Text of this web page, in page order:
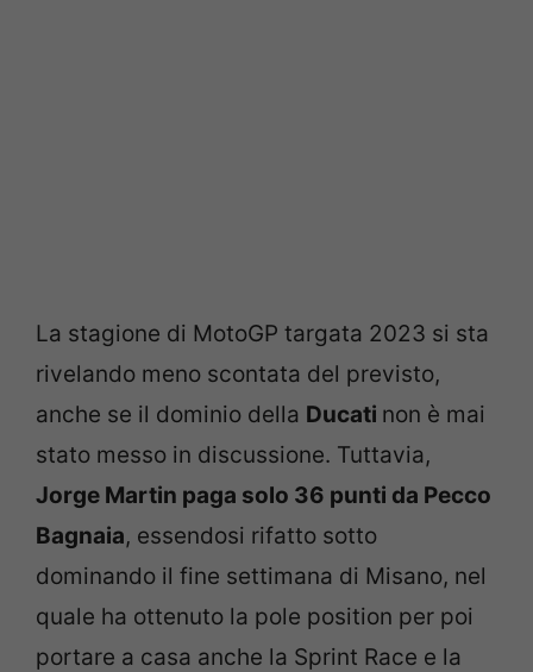
La stagione di MotoGP targata 2023 si sta
rivelando meno scontata del previsto,
anche se il dominio della Ducati non è mai
stato messo in discussione. Tuttavia,
Jorge Martin paga solo 36 punti da Pecco
Bagnaia, essendosi rifatto sotto
dominando il fine settimana di Misano, nel
quale ha ottenuto la pole position per poi
portare a casa anche la Sprint Race e la